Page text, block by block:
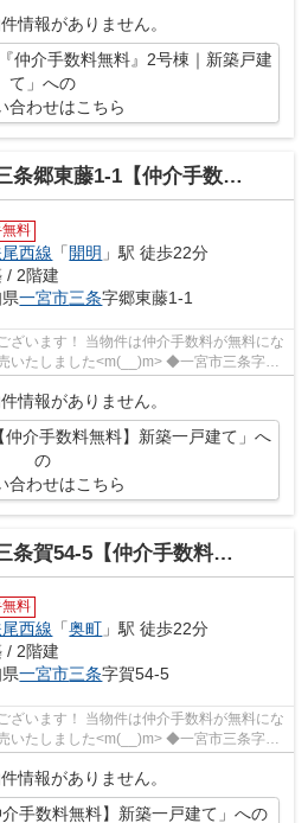
情報がありません。
仲介手数料無料』2号棟｜新築戸建
て」への
合わせはこちら
藤1-1【仲介手数料無料】新築一戸建て
料
西線 「開明 」駅 徒歩22分
/ 2階建
一宮市三条字郷東藤1-1
ざいます！ 当物件は仲介手数料が無料にな
た<m(__)m> ◆一宮市三条字郷
情報がありません。
仲介手数料無料】新築一戸建て」へ
の
合わせはこちら
54-5【仲介手数料無料】新築一戸建て
料
西線 「奥町 」駅 徒歩22分
/ 2階建
一宮市三条字賀54-5
ざいます！ 当物件は仲介手数料が無料にな
た<m(__)m> ◆一宮市三条字賀
情報がありません。
手数料無料】新築一戸建て」への